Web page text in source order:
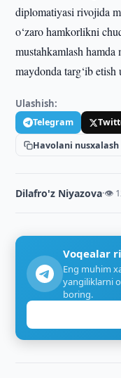
diplomatiyasi rivojida
o‘zaro hamkorlikni
mustahkamlash
maydonda targ‘ib
Ulashish:
Telegram
Havolani nusxalash
Dilafro'z Niyazova·👁
Voqealar
Eng muhim
yangiliklarni
boring.